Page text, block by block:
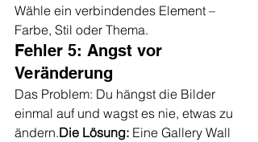
Wähle ein verbindendes Element –
Farbe, Stil oder Thema.
Fehler 5: Angst vor
Veränderung
Das Problem: Du hängst die Bilder
einmal auf und wagst es nie, etwas zu
ändern.Die Lösung: Eine Gallery Wall